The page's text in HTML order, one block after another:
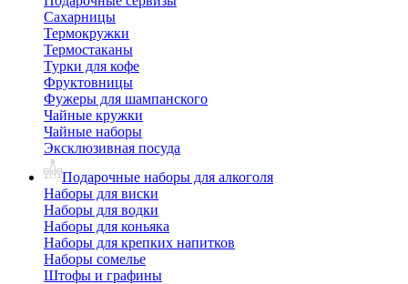
Сахарницы
Термокружки
Термостаканы
Турки для кофе
Фруктовницы
Фужеры для шампанского
Чайные кружки
Чайные наборы
Эксклюзивная посуда
Подарочные наборы для алкоголя
Наборы для виски
Наборы для водки
Наборы для коньяка
Наборы для крепких напитков
Наборы сомелье
Штофы и графины